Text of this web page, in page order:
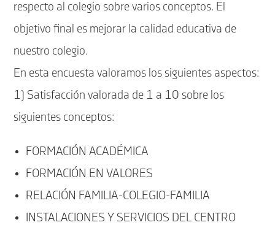
respecto al colegio sobre varios conceptos. El
objetivo final es mejorar la calidad educativa de
nuestro colegio.
En esta encuesta valoramos los siguientes aspectos:
1) Satisfacción valorada de 1 a 10 sobre los
siguientes conceptos:
FORMACIÓN ACADÉMICA
FORMACIÓN EN VALORES
RELACIÓN FAMILIA-COLEGIO-FAMILIA
INSTALACIONES Y SERVICIOS DEL CENTRO